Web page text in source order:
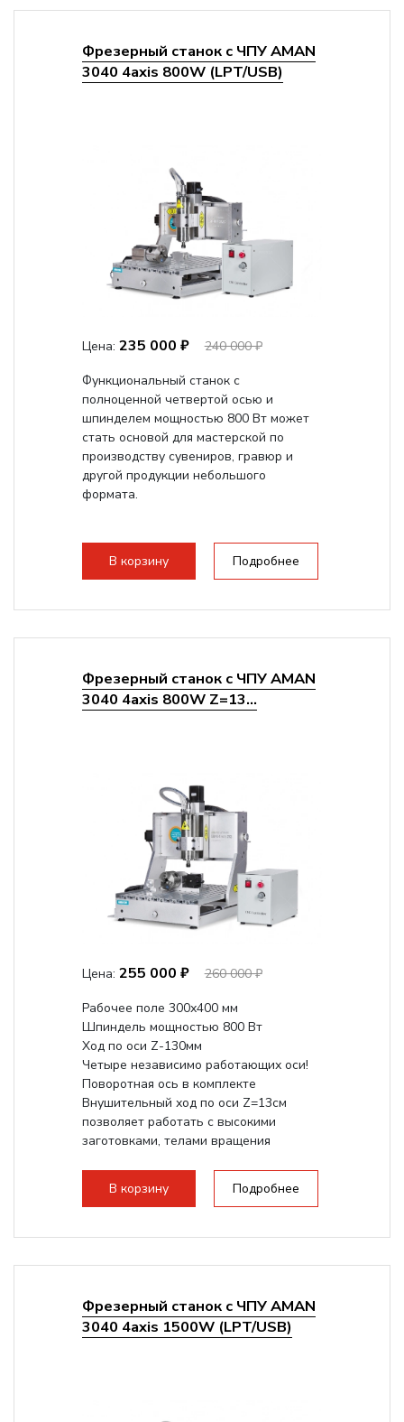
Фрезерный станок с ЧПУ AMAN
3040 4axis 800W (LPT/USB)
Цена: 235 000 ₽
240 000 ₽
Функциональный станок с
полноценной четвертой осью и
шпинделем мощностью 800 Вт может
стать основой для мастерской по
производству сувениров, гравюр и
другой продукции небольшого
формата.
В корзину Подробнее
Фрезерный станок с ЧПУ AMAN
3040 4axis 800W Z=13...
Цена: 255 000 ₽
260 000 ₽
Рабочее поле 300х400 мм
Шпиндель мощностью 800 Вт
Ход по оси Z-130мм
Четыре независимо работающих оси!
Поворотная ось в комплекте
Внушительный ход по оси Z=13см
позволяет работать с высокими
заготовками, телами вращения
В корзину
Подробнее
Фрезерный станок с ЧПУ AMAN
3040 4axis 1500W (LPT/USB)